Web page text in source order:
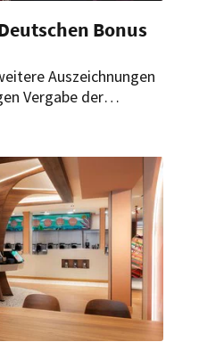
Bonus
Auszeichnungen
Vergabe der